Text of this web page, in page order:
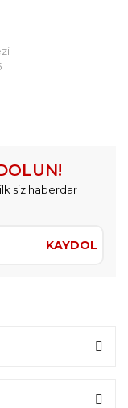
siz haberdar
KAYDOL